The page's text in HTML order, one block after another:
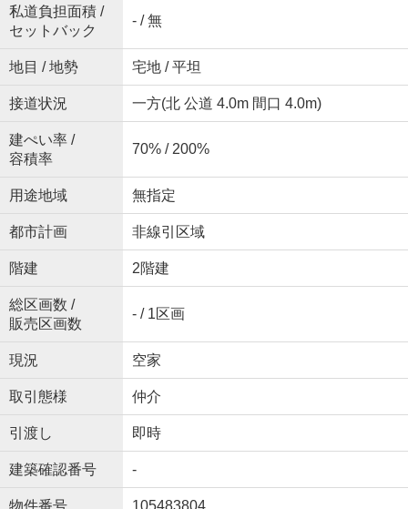
私道負担面積 /
セットバック
- / 無
地目 / 地勢 宅地 / 平坦
接道状況 一方(北 公道 4.0m 間口 4.0m)
建ぺい率 /
容積率
70% / 200%
用途地域 無指定
都市計画 非線引区域
階建 2階建
総区画数 /
販売区画数
- / 1区画
現況 空家
取引態様 仲介
引渡し 即時
建築確認番号 -